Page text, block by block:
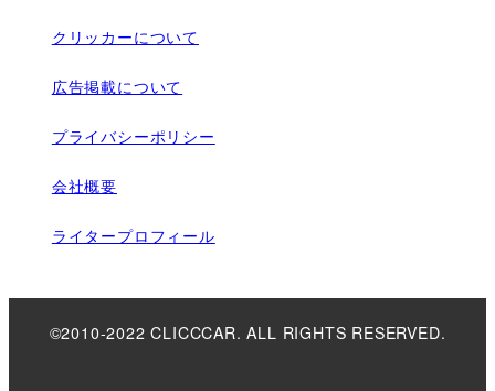
クリッカーについて
広告掲載について
プライバシーポリシー
会社概要
ライタープロフィール
©2010-2022 CLICCCAR. ALL RIGHTS RESERVED.